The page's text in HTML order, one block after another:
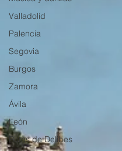
Valladolid
Palencia
Segovia
Burgos
Zamora
Ávila
León
Rutas de Delibes